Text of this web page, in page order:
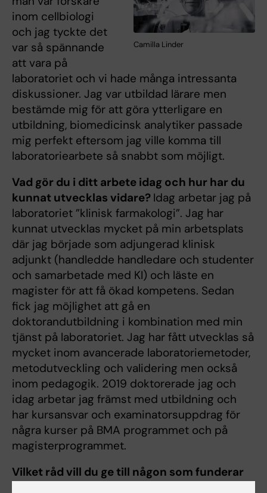
Camilla Linder
inom cellbiologi
och jag tyckte det
var så spännande
att vara på
laboratoriet och vi hade många intressanta
diskussioner. Jag var utbildad lärare men
bestämde mig för att göra ytterligare en
utbildning, biomedicinsk analytiker passade
mig perfekt eftersom jag ville komma till
laboratoriearbete så snabbt som möjligt.
Vad gör du i ditt arbete idag och hur har du
kunnat utvecklas vidare? Idag arbetar jag på
laboratoriet ”klinisk farmakologi”. Jag har
kunnat utvecklas mycket på min arbetsplats
där jag började som adjungerad klinisk
adjunkt (handledde handledare och studenter
och samarbetade med KI) och läste en
magister för att få ökad kompetens. Sedan
fick jag möjlighet att gå en
doktorandutbildning i kombination med min
tjänst på laboratoriet. Jag har fått utvecklas så
mycket inom avancerade laboratoriemetoder,
metodutveckling och validering men också
inom pedagogik. 2019 doktorerade jag och
idag arbetar jag främst med utbildning och
har kursansvar och examinatorsuppdrag för
några kurser på BMA programmet och på
magisterprogrammet.
Vilket råd vill du ge till någon som funderar